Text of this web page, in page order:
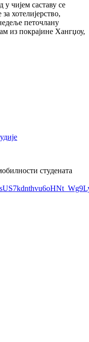
у чијем саставу се
хотелијерство,
петочлану
из покрајине Хангџоу,
студената